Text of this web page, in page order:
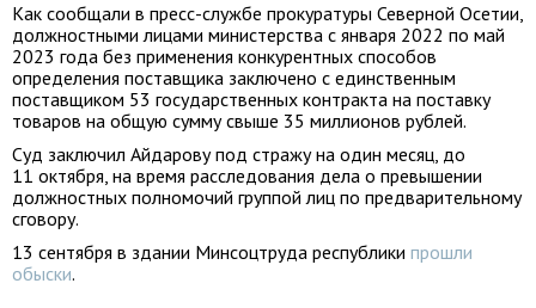
Как сообщали в пресс-службе прокуратуры Северной Осетии,
должностными лицами министерства с января 2022 по май
2023 года без применения конкурентных способов
определения поставщика заключено с единственным
поставщиком 53 государственных контракта на поставку
товаров на общую сумму свыше 35 миллионов рублей.
Суд заключил Айдарову под стражу на один месяц, до
11 октября, на время расследования дела о превышении
должностных полномочий группой лиц по предварительному
сговору.
13 сентября в здании Минсоцтруда республики прошли
обыски.